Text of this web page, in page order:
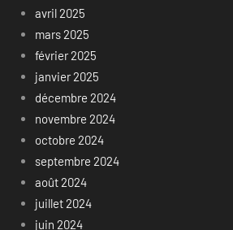
avril 2025
mars 2025
février 2025
janvier 2025
décembre 2024
novembre 2024
octobre 2024
septembre 2024
août 2024
juillet 2024
juin 2024